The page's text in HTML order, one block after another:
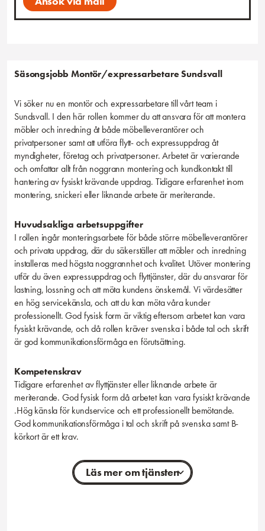
Säsongsjobb Montör/expressarbetareSundsvall
Vi söker nu en montör och expressarbetare till vårt team i
Sundsvall. I den här rollen kommer du att ansvara för att montera
möbler och inredning åt både möbelleverantörer och
privatpersoner samt att utföra flytt- och expressuppdrag åt
myndigheter, företag och privatpersoner. Arbetet är varierande
och omfattar allt från noggrann montering och kundkontakt till
hantering av fysiskt krävande uppdrag. Tidigare erfarenhet inom
montering, snickeri eller liknande arbete är meriterande.
Huvudsakliga arbetsuppgifter
I rollen ingår monteringsarbete för både större möbelleverantörer
och privata uppdrag, där du säkerställer att möbler och inredning
installeras med högsta noggrannhet och kvalitet. Utöver montering
utför du även expressuppdrag och flyttjänster, där du ansvarar för
lastning, lossning och att möta kundens önskemål. Vi värdesätter
en hög servicekänsla, och att du kan möta våra kunder
professionellt. God fysisk form är viktig eftersom arbetet kan vara
fysiskt krävande, och då rollen kräver svenska i både tal och skrift
är god kommunikationsförmåga en förutsättning.
Kompetenskrav
Tidigare erfarenhet av flyttjänster eller liknande arbete är
meriterande. God fysisk form då arbetet kan vara fysiskt krävande
.Hög känsla för kundservice och ett professionellt bemötande.
God kommunikationsförmåga i tal och skrift på svenska samt B-
körkort är ett krav.
Läs mer om tjänsten